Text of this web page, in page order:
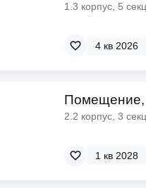
1.3 корпус, 5
4 кв 2026
Помещение,
2.2 корпус, 3
1 кв 2028